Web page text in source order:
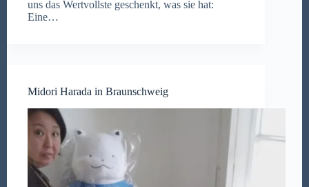
uns das Wertvollste geschenkt, was sie hat:
Eine…
Midori Harada in Braunschweig